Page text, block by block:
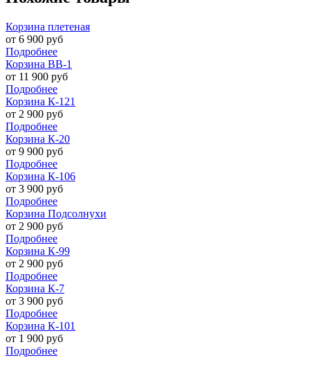
Корзина плетеная
от 6 900 руб
Подробнее
Корзина ВВ-1
от 11 900 руб
Подробнее
Корзина К-121
от 2 900 руб
Подробнее
Корзина К-20
от 9 900 руб
Подробнее
Корзина К-106
от 3 900 руб
Подробнее
Корзина Подсолнухи
от 2 900 руб
Подробнее
Корзина К-99
от 2 900 руб
Подробнее
Корзина К-7
от 3 900 руб
Подробнее
Корзина К-101
от 1 900 руб
Подробнее